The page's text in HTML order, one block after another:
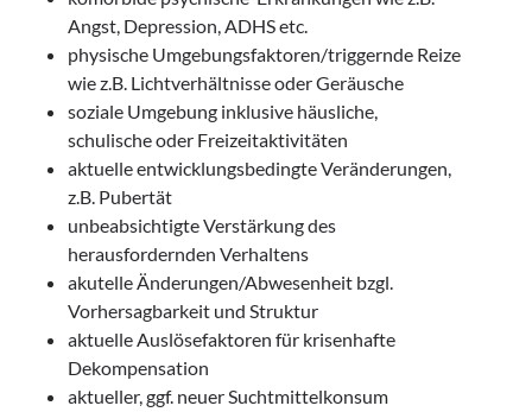
Angst, Depression, ADHS etc.
physische Umgebungsfaktoren/triggernde Reize
wie z.B. Lichtverhältnisse oder Geräusche
soziale Umgebung inklusive häusliche,
schulische oder Freizeitaktivitäten
aktuelle entwicklungsbedingte Veränderungen,
z.B. Pubertät
unbeabsichtigte Verstärkung des
herausfordernden Verhaltens
akutelle Änderungen/Abwesenheit bzgl.
Vorhersagbarkeit und Struktur
aktuelle Auslösefaktoren für krisenhafte
Dekompensation
aktueller, ggf. neuer Suchtmittelkonsum